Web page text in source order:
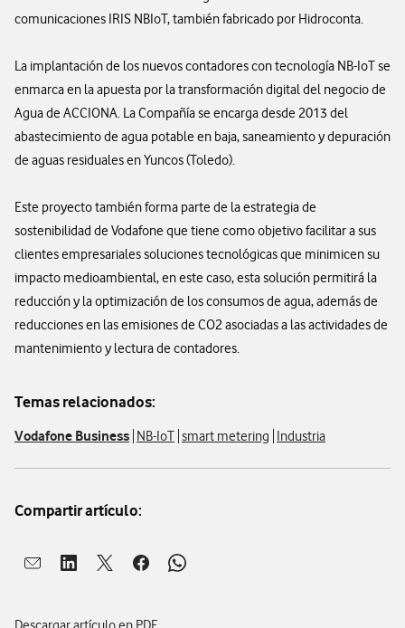
comunicaciones IRIS NBIoT, también fabricado por Hidroconta.
La implantación de los nuevos contadores con tecnología NB-IoT se
enmarca en la apuesta por la transformación digital del negocio de
Agua de ACCIONA. La Compañía se encarga desde 2013 del
abastecimiento de agua potable en baja, saneamiento y depuración
de aguas residuales en Yuncos (Toledo).
Este proyecto también forma parte de la estrategia de
sostenibilidad de Vodafone que tiene como objetivo facilitar a sus
clientes empresariales soluciones tecnológicas que minimicen su
impacto medioambiental, en este caso, esta solución permitirá la
reducción y la optimización de los consumos de agua, además de
reducciones en las emisiones de CO2 asociadas a las actividades de
mantenimiento y lectura de contadores.
Temas relacionados:
Vodafone Business NB-IoT smart metering Industria
Compartir artículo:
Abrir ventana para compartir en mail
Abrir ventana para compartir en linkedin
Abrir ventana para compartir en twitter
Abrir ventana para compartir en facebook
Abrir ventana para compartir en